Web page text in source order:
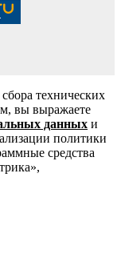
технических
вы выражаете
данных и
политики
средства